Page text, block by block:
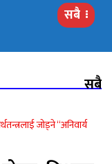
सबै
सबै